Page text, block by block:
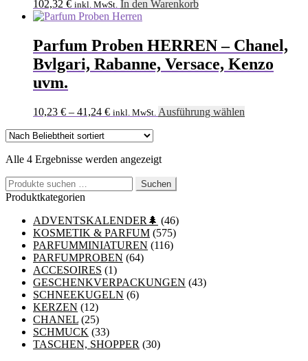
102,32 € inkl. MwSt. In den Warenkorb
Parfum Proben HERREN – Chanel,
Bvlgari, Rabanne, Versace, Kenzo
uvm.
10,23 € – 41,24 € inkl. MwSt. Ausführung wählen
Alle 4 Ergebnisse werden angezeigtNach
sortiert
Suchen
nach:
Suchen
Produktkategorien
ADVENTSKALENDER🌲 (46)
KOSMETIK & PARFUM (575)
PARFUMMINIATUREN (116)
PARFUMPROBEN (64)
ACCESOIRES (1)
GESCHENKVERPACKUNGEN (43)
SCHNEEKUGELN (6)
KERZEN (12)
CHANEL (25)
SCHMUCK (33)
TASCHEN, SHOPPER (30)